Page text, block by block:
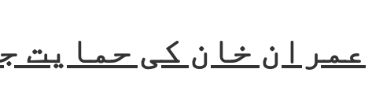
عمران خان کی حمایت